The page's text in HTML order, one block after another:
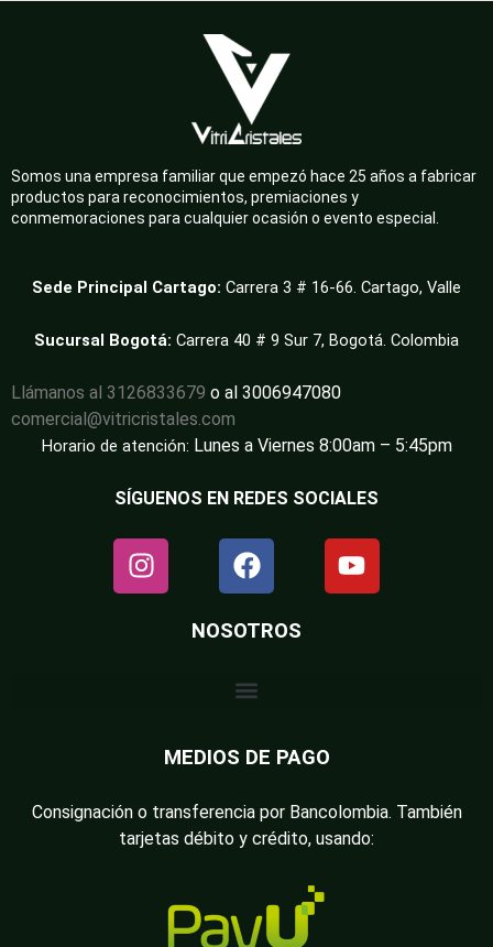
Somos una empresa familiar que empezó hace 25 años a fabricar
productos para reconocimientos, premiaciones y
conmemoraciones para cualquier ocasión o evento especial.
Sede Principal Cartago: Carrera 3 # 16-66. Cartago, Valle
Sucursal Bogotá: Carrera 40 # 9 Sur 7, Bogotá. Colombia
Llámanos al 3126833679 o al 3006947080
comercial@vitricristales.com
Horario de atención: Lunes a Viernes 8:00am – 5:45pm
SÍGUENOS EN REDES SOCIALES
NOSOTROS
MEDIOS DE PAGO
Consignación o transferencia por Bancolombia. También
tarjetas débito y crédito, usando: